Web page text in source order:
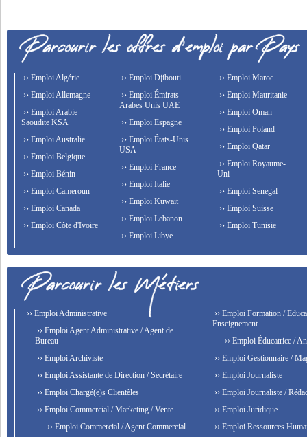
›› Emploi Algérie
›› Emploi Allemagne
›› Emploi Arabie
Saoudite KSA
›› Emploi Australie
›› Emploi Belgique
›› Emploi Bénin
›› Emploi Cameroun
›› Emploi Canada
›› Emploi Côte d'Ivoire
›› Emploi Djibouti
›› Emploi Émirats
Arabes Unis UAE
›› Emploi Espagne
›› Emploi États-Unis
USA
›› Emploi France
›› Emploi Italie
›› Emploi Kuwait
›› Emploi Lebanon
›› Emploi Libye
›› Emploi Maroc
›› Emploi Mauritanie
›› Emploi Oman
›› Emploi Poland
›› Emploi Qatar
›› Emploi Royaume-
Uni
›› Emploi Senegal
›› Emploi Suisse
›› Emploi Tunisie
›› Emploi Administrative
›› Emploi Agent Administrative / Agent de
Bureau
›› Emploi Archiviste
›› Emploi Assistante de Direction / Secrétaire
›› Emploi Chargé(e)s Clientèles
›› Emploi Commercial / Marketing / Vente
›› Emploi Commercial / Agent Commercial
›› Emploi Formation /
Enseignement
›› Emploi Éducatrice /
›› Emploi Gestionnaire /
›› Emploi Journaliste
›› Emploi Journaliste /
›› Emploi Juridique
›› Emploi Ressources